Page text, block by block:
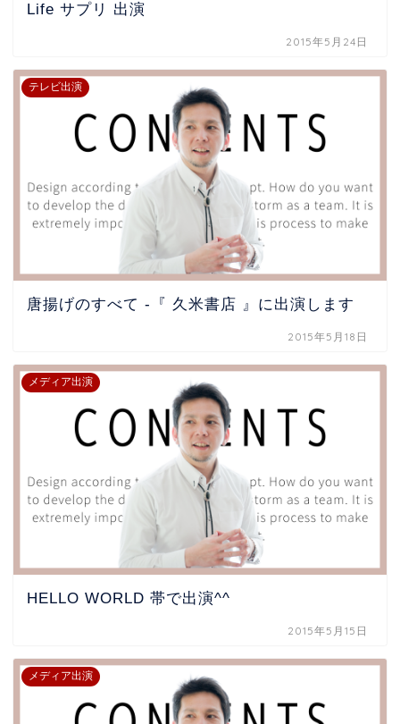
Life サプリ 出演
2015年5月24日
テレビ出演
唐揚げのすべて -『 久米書店 』に出演します
2015年5月18日
メディア出演
HELLO WORLD 帯で出演^^
2015年5月15日
メディア出演